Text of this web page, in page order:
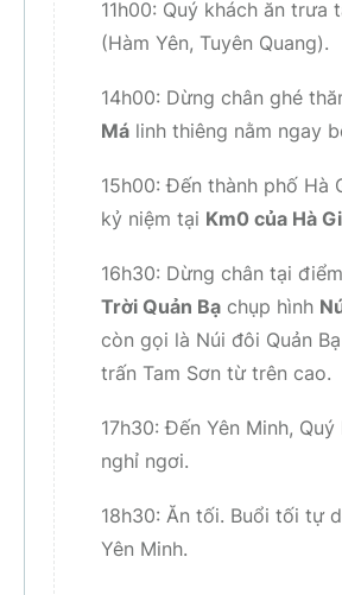
11h00: Quý khách ăn trưa
(Hàm Yên, Tuyên Quang).
14h00: Dừng chân ghé
Má linh thiêng nằm ngay
15h00: Đến thành phố Hà
kỷ niệm tại Km0 của Hà
16h30: Dừng chân tại
Trời Quản Bạ chụp hình
còn gọi là Núi đôi Quản
trấn Tam Sơn từ trên cao.
17h30: Đến Yên Minh,
nghỉ ngơi.
18h30: Ăn tối. Buổi tối tự
Yên Minh.